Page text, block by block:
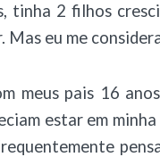
tinha 2 filhos
eu me
meus pais 16
estar em